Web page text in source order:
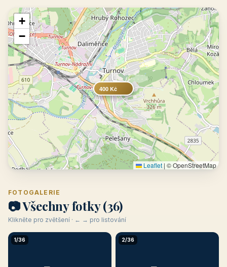
400 Kč
+
−
Leaflet | © OpenStreetMap
FOTOGALERIE
📷 Všechny fotky (36)
Klikněte pro zvětšení · ← → pro listování
1/36 2/36